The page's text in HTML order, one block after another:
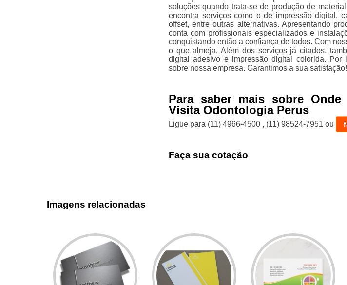
soluções quando trata-se de produção de
encontra serviços como o de impressão digital,
offset, entre outras alternativas. Apresentando
conta com profissionais especializados e
conquistando então a confiança de todos. Com
o que almeja. Além dos serviços já citados,
digital adesivo e impressão digital colorida.
sobre nossa empresa. Garantimos a sua satisfação!
Para saber mais sobre Onde
Visita Odontologia Perus
Ligue para (11) 4966-4500 , (11) 98524-7951 ou
Faça sua cotação
Imagens relacionadas